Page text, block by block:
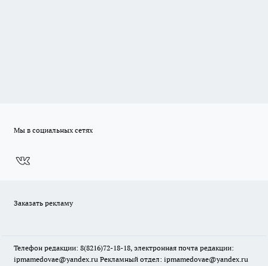
Мы в социальных сетях
Заказать рекламу
Телефон редакции: 8(8216)72-18-18, электронная почта редакции:
ipmamedovae@yandex.ru Рекламный отдел: ipmamedovae@yandex.ru